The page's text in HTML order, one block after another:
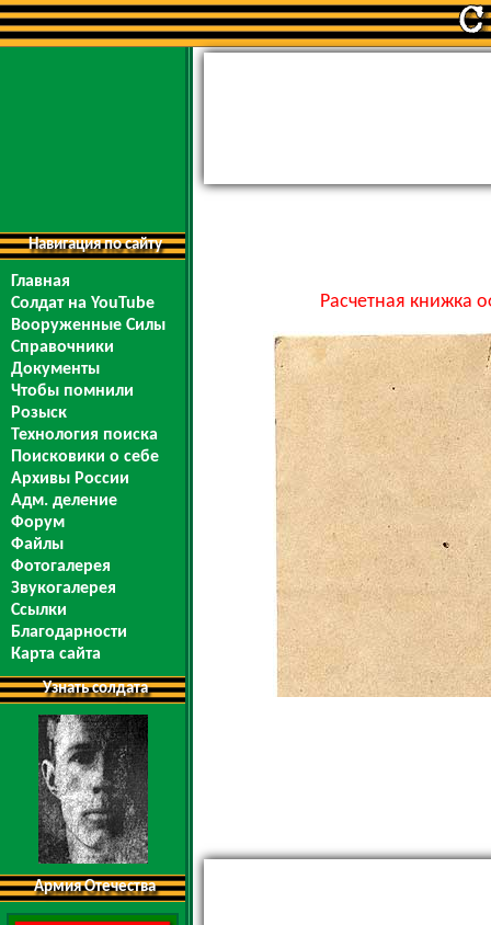
Навигация по сайту
Главная
Солдат на YouTube
Вооруженные Силы
Справочники
Документы
Чтобы помнили
Розыск
Технология поиска
Поисковики о себе
Архивы России
Адм. деление
Форум
Файлы
Фотогалерея
Звукогалерея
Ссылки
Благодарности
Карта сайта
Узнать солдата
Армия Отечества
Расчетная книжка